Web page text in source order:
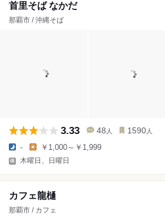
首里そば なかだ
那覇市 / 沖縄そば
3.33 48 人 1590 人
- ￥1,000～￥1,999
木曜日、日曜日
カフェ龍樋
那覇市 / カフェ